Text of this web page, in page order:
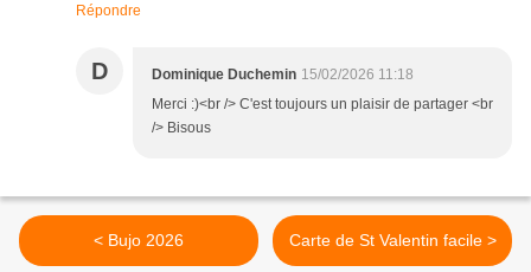
Répondre
D Dominique Duchemin 15/02/2026 11:18
Merci :)<br /> C'est toujours un plaisir de partager <br
/> Bisous
< Bujo 2026 Carte de St Valentin facile >